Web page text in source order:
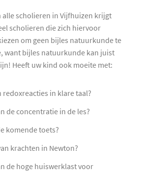
alle scholieren in Vijfhuizen krijgt
scholieren die zich hiervoor
om geen bijles natuurkunde te
want bijles natuurkunde kan juist
Heeft uw kind ook moeite met:
redoxreacties in klare taal?
de concentratie in de les?
komende toets?
krachten in Newton?
de hoge huiswerklast voor